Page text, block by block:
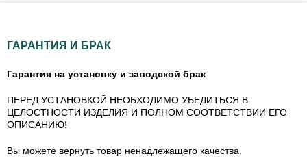
ГАРАНТИЯ И БРАК
Гарантия на установку и заводской брак
ПЕРЕД УСТАНОВКОЙ НЕОБХОДИМО УБЕДИТЬСЯ В
ЦЕЛОСТНОСТИ ИЗДЕЛИЯ И ПОЛНОМ СООТВЕТСТВИИ ЕГО
ОПИСАНИЮ!
Вы можете вернуть товар ненадлежащего качества.